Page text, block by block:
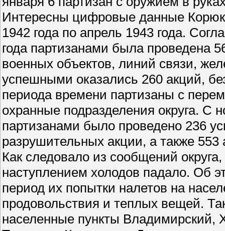
Интересны цифровые данные
1942 года по апрель 1943 года.
года партизанами была проведена
военных объектов, линий связи,
успешными оказались 260 акций,
периода времени партизаны с
охранные подразделения округа. С
партизанами было проведено 236
разрушительных акции, а также 553
Как следовало из сообщений
наступлением холодов падало. Об
период их попытки налетов на
продовольствия и теплых вещей.
населенные пункты Владимирский,